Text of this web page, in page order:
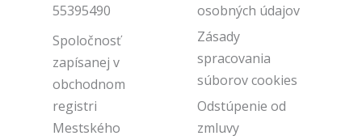
55395490
Spoločnosť
zapísanej v
obchodnom
registri
Mestského
osobných údajov
Zásady
spracovania
súborov cookies
Odstúpenie od
zmluvy